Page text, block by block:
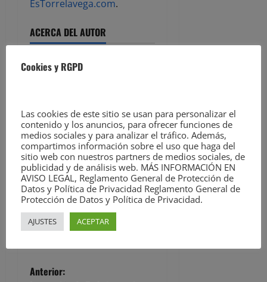
EsTorrelavega.com.
ACERCA DEL AUTOR
Ver todas las
entradas
Facebook
TwitterMeneame
Compartir
N
Anterior:
Cookies y RGPD
Las cookies de este sitio se usan para personalizar el
contenido y los anuncios, para ofrecer funciones de
medios sociales y para analizar el tráfico. Además,
compartimos información sobre el uso que haga del
sitio web con nuestros partners de medios sociales, de
publicidad y de análisis web. MÁS INFORMACIÓN EN
AVISO LEGAL, Reglamento General de Protección de
Datos y Política de Privacidad Reglamento General de
Protección de Datos y Política de Privacidad.
AJUSTES ACEPTAR